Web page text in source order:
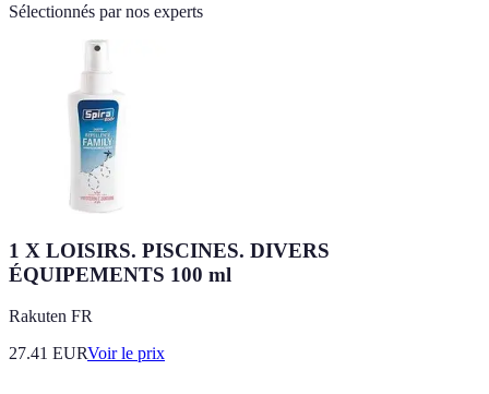
Sélectionnés par nos experts
1 X LOISIRS. PISCINES. DIVERS
ÉQUIPEMENTS 100 ml
Rakuten FR
27.41 EURVoir le prix